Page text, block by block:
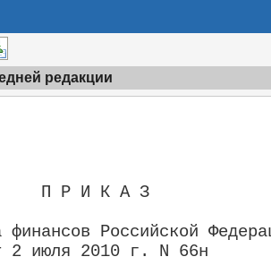
редакции